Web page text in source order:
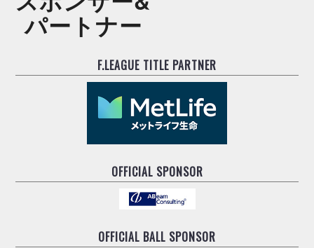
パートナー
F.LEAGUE TITLE PARTNER
OFFICIAL SPONSOR
OFFICIAL BALL SPONSOR